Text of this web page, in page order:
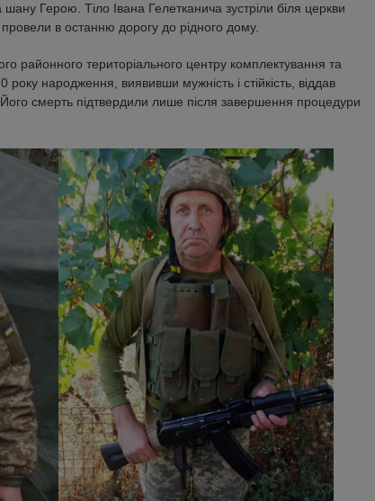
Герою. Тіло Івана Гелетканича зустріли біля церкви
в останню дорогу до рідного дому.
районного територіального центру комплектування та
року народження, виявивши мужність і стійкість, віддав
смерть підтвердили лише після завершення процедури